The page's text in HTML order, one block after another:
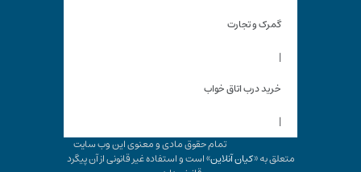
گمرک و تجارت
|
خرید درب اتاق خواب
|
تمام حقوق مادی و معنوی این وب سایت
متعلق به «کیان آنلاین» است و استفاده غیر قانونی از آن پیگرد